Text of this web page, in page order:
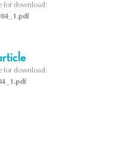
for download:
for download: